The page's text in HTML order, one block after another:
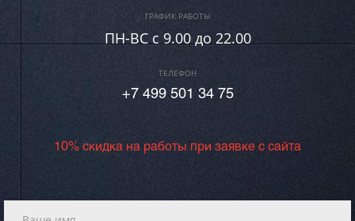
ГРАФИК РАБОТЫ
ПН-ВC c 9.00 до 22.00
ТЕЛЕФОН
+7 499 501 34 75
10% скидка на работы при заявке с сайта